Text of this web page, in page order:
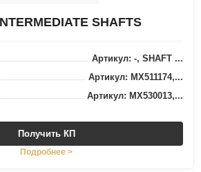
SHAFTS
Артикул: -, SHAFT ...
Артикул: MX511174,...
Артикул: MX530013,...
Получить КП
Подробнее >